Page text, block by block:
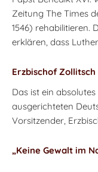
Zeitung The Times
1546) rehabilitieren.
erklären, dass
Erzbischof
Das ist ein
ausgerichteten
Vorsitzender,
„Keine Gewalt im